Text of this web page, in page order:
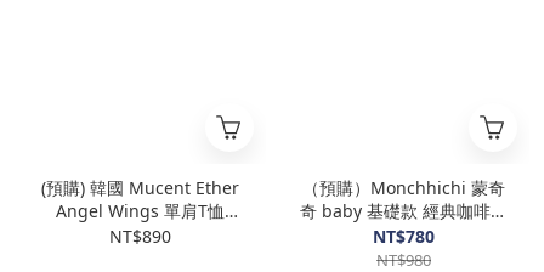
(預購) 韓國 Mucent Ether
Angel Wings 單肩T恤
(2colors)
NT$890
（預購）Monchhichi 蒙奇
奇 baby 基礎款 經典咖啡色
毛絨掛件 吊飾 寶寶夢奇奇
NT$780
NT$980